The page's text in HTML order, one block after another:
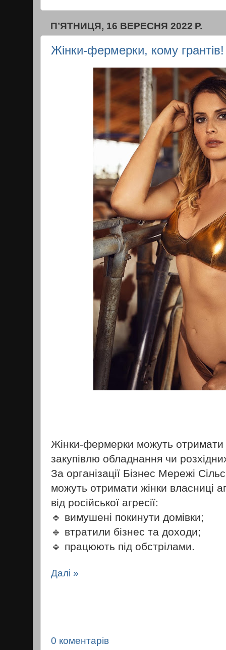
ПʼЯТНИЦЯ, 16 ВЕРЕСНЯ 2022 Р.
Жінки-фермерки, кому грантів!
Жінки-фермерки можуть отримати
закупівлю обладнання чи
За організації Бізнес Мережі
можуть отримати жінки власниці
від російської агресії:
🔹 вимушені покинути домівки;
🔹 втратили бізнес та доходи;
🔹 працюють під обстрілами.
Далі »
0 коментарів